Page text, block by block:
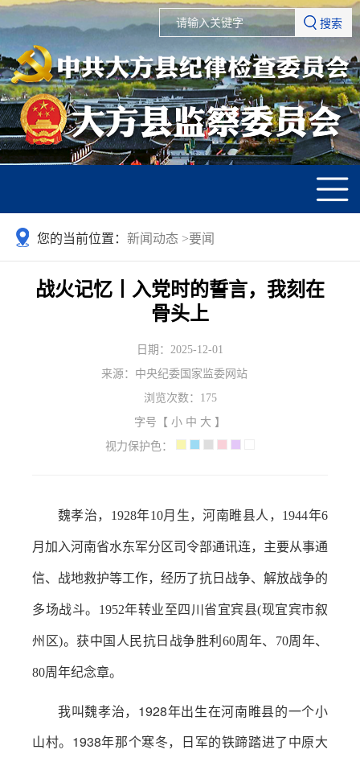
搜索
您的当前位置： 新闻动态 >要闻
战火记忆丨入党时的誓言，我刻在
骨头上
日期：2025-12-01
来源：中央纪委国家监委网站
浏览次数： 175
字号【 小 中 大 】
视力保护色：
魏孝治，1928年10月生，河南睢县人，1944年6
月加入河南省水东军分区司令部通讯连，主要从事通
信、战地救护等工作，经历了抗日战争、解放战争的
多场战斗。1952年转业至四川省宜宾县(现宜宾市叙
州区)。获中国人民抗日战争胜利60周年、70周年、
80周年纪念章。
我叫魏孝治，1928年出生在河南睢县的一个小
山村。1938年那个寒冬，日军的铁蹄踏进了中原大